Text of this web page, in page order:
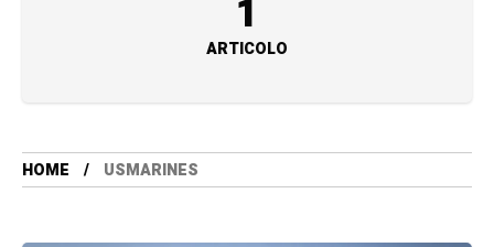
1
ARTICOLO
HOME USMARINES